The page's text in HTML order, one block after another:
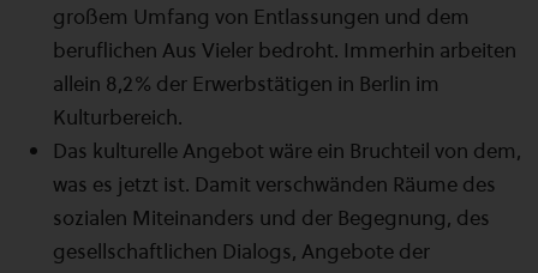
großem Umfang von Entlassungen und dem
beruflichen Aus Vieler bedroht. Immerhin arbeiten
allein 8,2% der Erwerbstätigen in Berlin im
Kulturbereich.
Das kulturelle Angebot wäre ein Bruchteil von dem,
was es jetzt ist. Damit verschwänden Räume des
sozialen Miteinanders und der Begegnung, des
gesellschaftlichen Dialogs, Angebote der